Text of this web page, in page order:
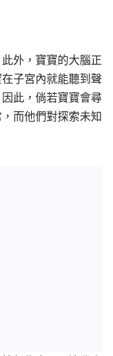
外，寶寶的大腦正
子宮內就能聽到聲
此，倘若寶寶會尋
而他們對探索未知